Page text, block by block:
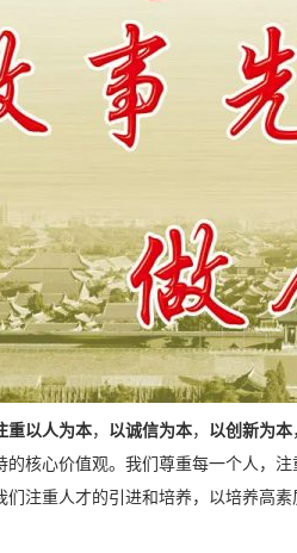
重以人为本， 以诚信为本， 以创新为本
的核心价值观。我们尊重每一个人，
们注重人才的引进和培养，以培养高